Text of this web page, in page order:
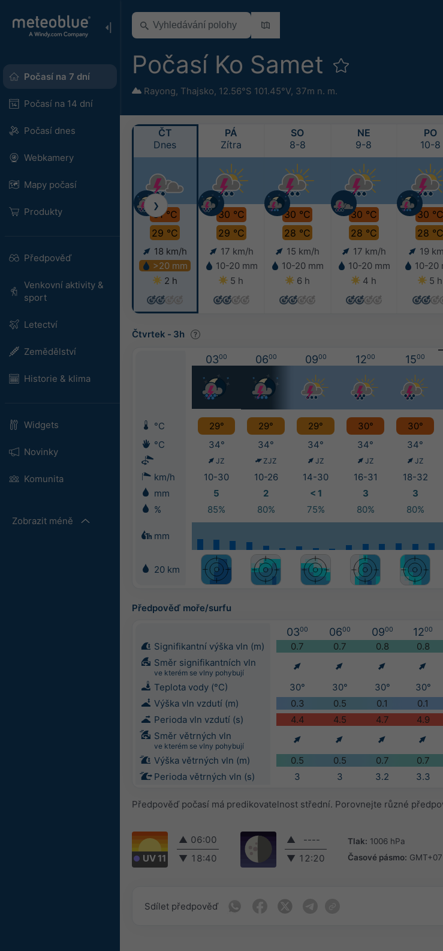
Počasí na 7 dní
Počasí na 14 dní
Počasí dnes
Webkamery
Mapy počasí
Produkty
Předpověď
Venkovní aktivity &
sport
Letectví
Zemědělství
Historie & klima
Widgets
Novinky
Komunita
Zobrazit méně
Počasí Ko Samet
Rayong, Thajsko, 12.56°S 101.45°V, 37m n. m.
ČT
Dnes
31 °C
29 °C
18 km/h
>20 mm
2 h
PÁ
Zítra
30 °C
29 °C
17 km/h
10-20 mm
5 h
SO
8-8
30 °C
28 °C
15 km/h
10-20 mm
6 h
NE
9-8
30 °C
28 °C
17 km/h
10-20 mm
4 h
PO
10-8
30 °C
28 °C
19
10-20
5 h
❯
Čtvrtek - 3h
0300 0600 0900 1200 1500
°C 29° 29° 29° 30° 30°
°C
34° 34° 34° 34° 34°
JZ ZJZ JZ JZ JZ
km/h 10-30 10-26 14-30 16-31 18-32
mm
5 2 < 1 3 3
%
85% 80% 75% 80% 80%
mm
20 km
Předpověď moře/surfu
0300 0600 0900 1200
Signifikantní výška vln (m) 0.7 0.7 0.8 0.8
Směr signifikantních vln
ve kterém se vlny pohybují
Teplota vody (°C) 30° 30° 30° 30°
Výška vln vzdutí (m)
0.3 0.5 0.1 0.1
Perioda vln vzdutí (s)
4.4 4.5 4.7 4.9
Směr větrných vln
ve kterém se vlny pohybují
Výška větrných vln (m) 0.5 0.5 0.7 0.7
Perioda větrných vln (s)
3 3 3.2 3.3
Předpověď počasí má predikovatelnost střední. Porovnejte různé
UV 11
▲ 06:00
▼ 18:40
▲
----
▼ 12:20
Tlak: 1006 hPa
Časové pásmo:
Sdílet předpověď